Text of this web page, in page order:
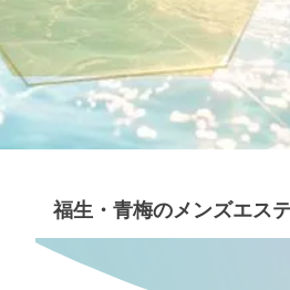
福生・青梅のメンズエス